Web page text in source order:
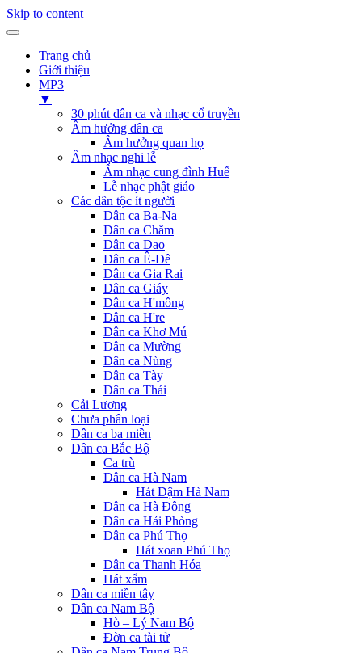
Skip to content
Trang chủ
Giới thiệu
MP3
▼
30 phút dân ca và nhạc cổ truyền
Âm hưởng dân ca
Âm hưởng quan họ
Âm nhạc nghi lễ
Âm nhạc cung đình Huế
Lễ nhạc phật giáo
Các dân tộc ít người
Dân ca Ba-Na
Dân ca Chăm
Dân ca Dao
Dân ca Ê-Đê
Dân ca Gia Rai
Dân ca Giáy
Dân ca H'mông
Dân ca H're
Dân ca Khơ Mú
Dân ca Mường
Dân ca Nùng
Dân ca Tày
Dân ca Thái
Cải Lương
Chưa phân loại
Dân ca ba miền
Dân ca Bắc Bộ
Ca trù
Dân ca Hà Nam
Hát Dậm Hà Nam
Dân ca Hà Đông
Dân ca Hải Phòng
Dân ca Phú Thọ
Hát xoan Phú Thọ
Dân ca Thanh Hóa
Hát xẩm
Dân ca miền tây
Dân ca Nam Bộ
Hò – Lý Nam Bộ
Đờn ca tài tử